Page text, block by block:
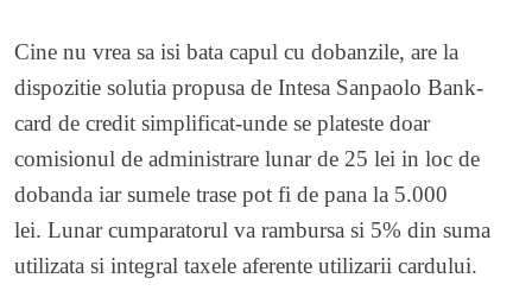
Cine nu vrea sa isi bata capul cu dobanzile, are la
dispozitie solutia propusa de Intesa Sanpaolo Bank-
card de credit simplificat-unde se plateste doar
comisionul de administrare lunar de 25 lei in loc de
dobanda iar sumele trase pot fi de pana la 5.000
lei. Lunar cumparatorul va rambursa si 5% din suma
utilizata si integral taxele aferente utilizarii cardului.